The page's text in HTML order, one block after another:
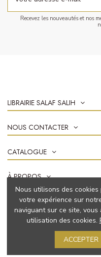
Recevez les nouveautés et nos
LIBRAIRIE SALAF SALIH
NOUS CONTACTER
CATALOGUE
À PROPOS
des Avis Garantis, cliquez ici
© 2022 Tous droits
Nous utilisons des
votre expérience sur
naviguant sur ce site, vous
utilisation des cookies.
ACCEPTER